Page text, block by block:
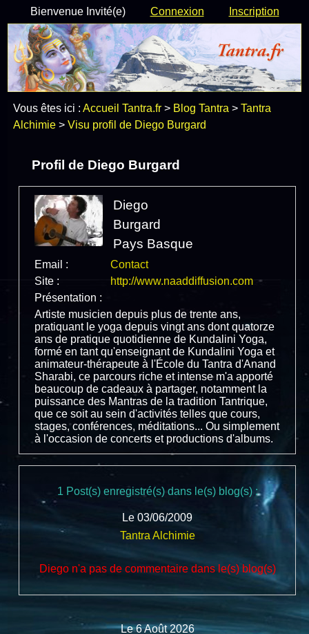
Bienvenue Invité(e) Connexion Inscription
Vous êtes ici :Accueil Tantra.fr > Blog Tantra >Tantra
Alchimie >Visu profil de Diego Burgard
Profil de Diego Burgard
Diego
Burgard
Pays Basque
Email :
Contact
Site :
http://www.naaddiffusion.com
Présentation :
Artiste musicien depuis plus de trente ans,
pratiquant le yoga depuis vingt ans dont quatorze
ans de pratique quotidienne de Kundalini Yoga,
formé en tant qu'enseignant de Kundalini Yoga et
animateur-thérapeute à l'École du Tantra d'Anand
Sharabi, ce parcours riche et intense m'a apporté
beaucoup de cadeaux à partager, notamment la
puissance des Mantras de la tradition Tantrique,
que ce soit au sein d'activités telles que cours,
stages, conférences, méditations... Ou simplement
à l'occasion de concerts et productions d'albums.
1 Post(s) enregistré(s) dans le(s) blog(s) :
Le 03/06/2009
Tantra Alchimie
Diego n'a pas de commentaire dans le(s) blog(s)
Le 6 Août 2026